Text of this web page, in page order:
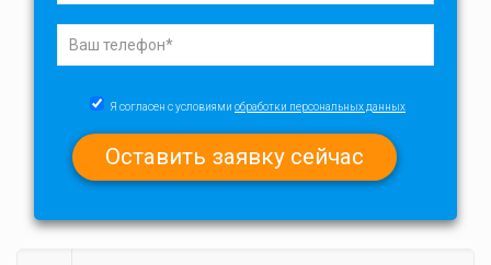
Я согласен с условиями обработки персональных данных